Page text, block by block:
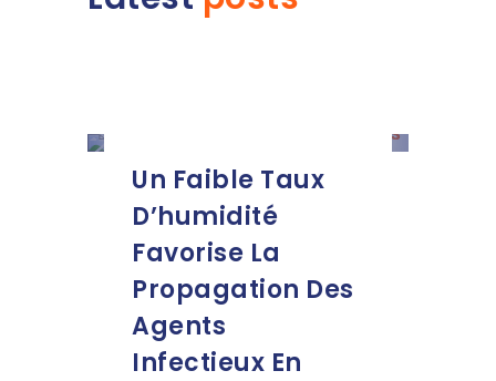
Un Faible Taux
D’humidité
Favorise La
Propagation Des
Agents
Infectieux En